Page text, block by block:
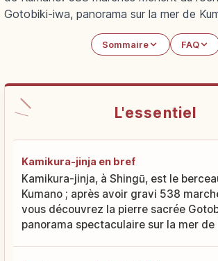
Gotobiki-iwa, panorama sur la mer de
Sommaire FAQ
L'essentiel
Kamikura-jinja en bref
Kamikura-jinja, à Shingū, est le
Kumano ; après avoir gravi 538
vous découvrez la pierre sacrée
panorama spectaculaire sur la mer de